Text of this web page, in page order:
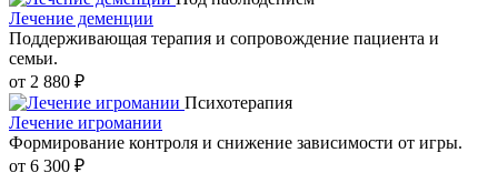
Лечение деменции
Поддерживающая терапия и сопровождение пациента и
семьи.
от 2 880 ₽
Психотерапия
Лечение игромании
Формирование контроля и снижение зависимости от игры.
от 6 300 ₽